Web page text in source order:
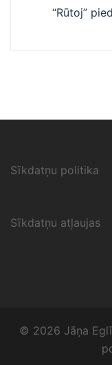
“Rūtoj”
Sīkdatņu politika
Sīkdatņu atļaujas
© 2026 Jāņa